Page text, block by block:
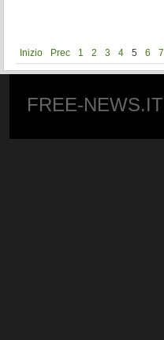
Inizio Prec 1 2 3 4 5 6 7
FREE-NEWS.IT